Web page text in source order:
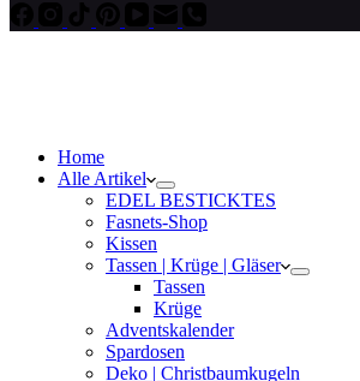
Home
Alle Artikel
EDEL BESTICKTES
Fasnets-Shop
Kissen
Tassen | Krüge | Gläser
Tassen
Krüge
Adventskalender
Spardosen
Deko | Christbaumkugeln